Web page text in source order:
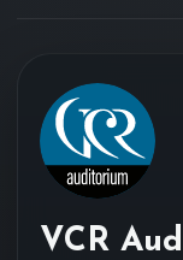
VCR